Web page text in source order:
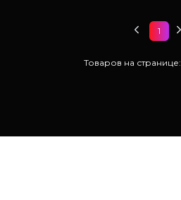
Товаров на странице:
1